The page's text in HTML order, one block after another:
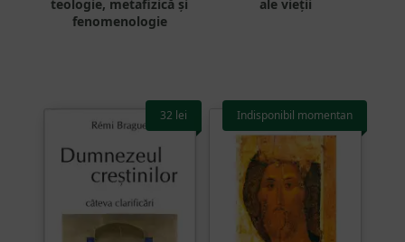
teologie, metafizică și
fenomenologie
ale vieții
32 lei Indisponibil momentan